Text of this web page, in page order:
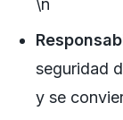
seguridad
y se